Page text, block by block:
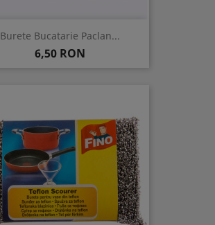
Burete Bucatarie Paclan...
Pret
6,50 RON